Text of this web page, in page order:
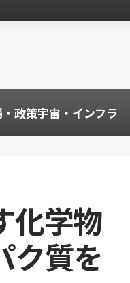
政策宇宙・インフラ
化学物
ク質を